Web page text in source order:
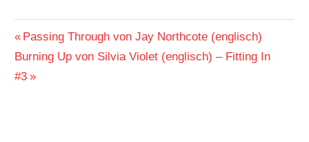
Beitragsnavigation
Vorheriger
Beitrag:
Passing Through von Jay Northcote (englisch)
Nächster
Beitrag:
Burning Up von Silvia Violet (englisch) – Fitting In
#3